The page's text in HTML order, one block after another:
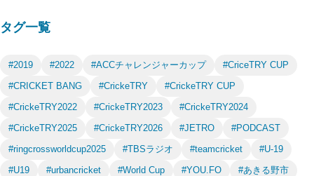
タグ一覧
#2019 #2022 #ACCチャレンジャーカップ
#CriceTRY CUP
#CRICKET BANG
#CrickeTRY
#CrickeTRY CUP
#CrickeTRY2022
#CrickeTRY2023
#CrickeTRY2024
#CrickeTRY2025
#CrickeTRY2026 #JETRO
#PODCAST
#ringcrossworldcup2025
#TBSラジオ #teamcricket
#U-19
#U19
#urbancricket #World Cup #YOU.FO
#あきる野市